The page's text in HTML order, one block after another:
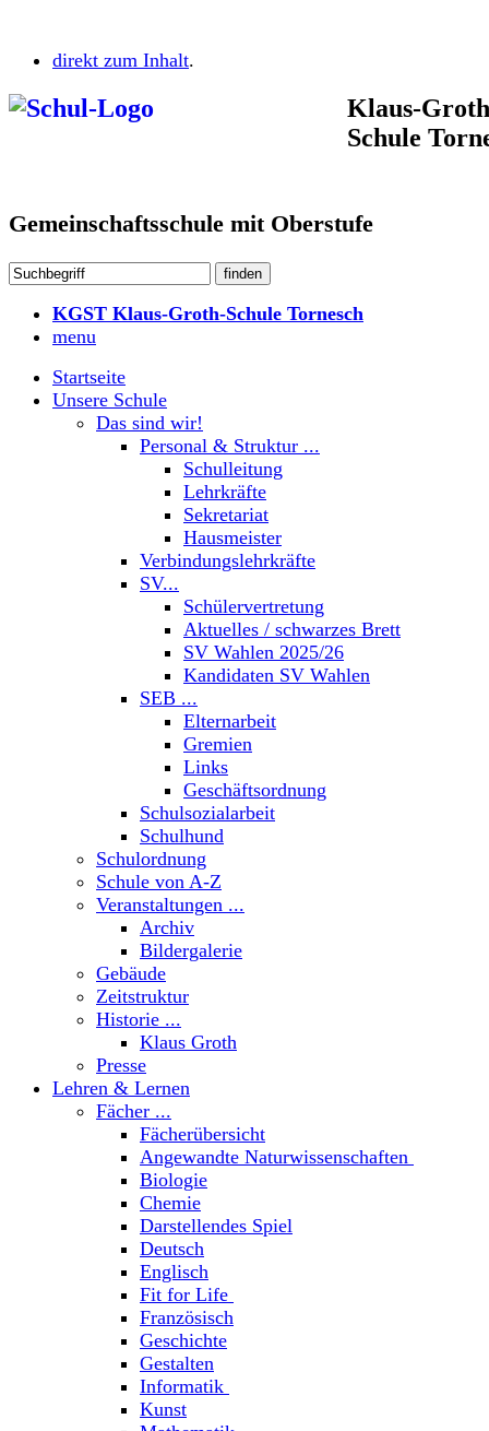
direkt zum Inhalt.
Klaus-
Schule
Gemeinschaftsschule mit Oberstufe
KGST Klaus-Groth-Schule Tornesch
menu
Startseite
Unsere Schule
Das sind wir!
Personal & Struktur ...
Schulleitung
Lehrkräfte
Sekretariat
Hausmeister
Verbindungslehrkräfte
SV...
Schülervertretung
Aktuelles / schwarzes Brett
SV Wahlen 2025/26
Kandidaten SV Wahlen
SEB ...
Elternarbeit
Gremien
Links
Geschäftsordnung
Schulsozialarbeit
Schulhund
Schulordnung
Schule von A-Z
Veranstaltungen ...
Archiv
Bildergalerie
Gebäude
Zeitstruktur
Historie ...
Klaus Groth
Presse
Lehren & Lernen
Fächer ...
Fächerübersicht
Angewandte Naturwissenschaften
Biologie
Chemie
Darstellendes Spiel
Deutsch
Englisch
Fit for Life
Französisch
Geschichte
Gestalten
Informatik
Kunst